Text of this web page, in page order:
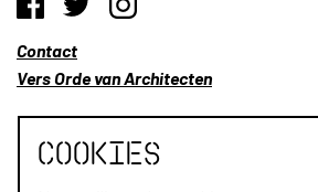
Contact
Vers Orde van Architecten
Cookies